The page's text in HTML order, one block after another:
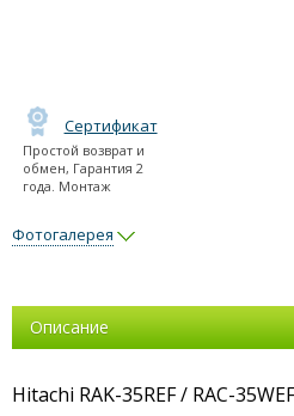
Сертификат
Простой возврат и
обмен, Гарантия 2
года. Монтаж
Фотогалерея
Описание
Hitachi RAK-35REF / RAC-35WEF